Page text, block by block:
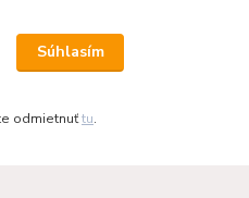
Súhlasím
odmietnuťtu.